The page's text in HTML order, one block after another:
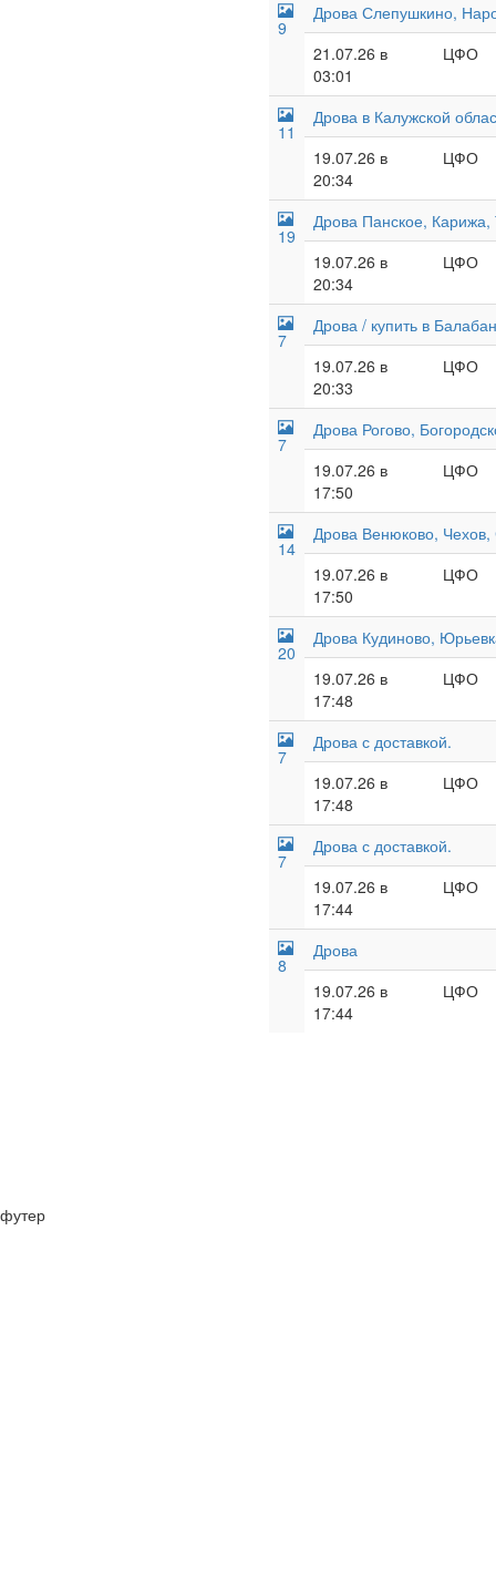
9
Дрова Слепушкино,
21.07.26 в
03:01
ЦФО
11
Дрова в Калужской
19.07.26 в
20:34
ЦФО
19
Дрова Панское, Карижа,
19.07.26 в
20:34
ЦФО
7
Дрова / купить в
19.07.26 в
20:33
ЦФО
7
Дрова Рогово,
19.07.26 в
17:50
ЦФО
14
Дрова Венюково, Чехов,
19.07.26 в
17:50
ЦФО
20
Дрова Кудиново,
19.07.26 в
17:48
ЦФО
7
Дрова с доставкой.
19.07.26 в
17:48
ЦФО
7
Дрова с доставкой.
19.07.26 в
17:44
ЦФО
8
Дрова
19.07.26 в
17:44
ЦФО
футер